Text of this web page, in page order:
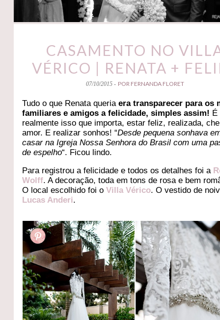
CASAMENTO NO
VÉRICO | RENATA +
07/10/2015 - POR FERNANDA FLORET
Tudo o que Renata queriaera transparecer para os
familiares e amigos a felicidade, simples assim! É
realmente isso que importa, estar feliz, realizada,
amor. E realizar sonhos! “Desde pequena sonhava
casar na Igreja Nossa Senhora do Brasil com uma
de espelho“. Ficou lindo.
Para registrou a felicidade e todos os detalhes foi a
Wolff. A decoração, toda em tons de rosa e bem
O local escolhido foi oVilla Vérico. O vestido de
Lucas Anderi.